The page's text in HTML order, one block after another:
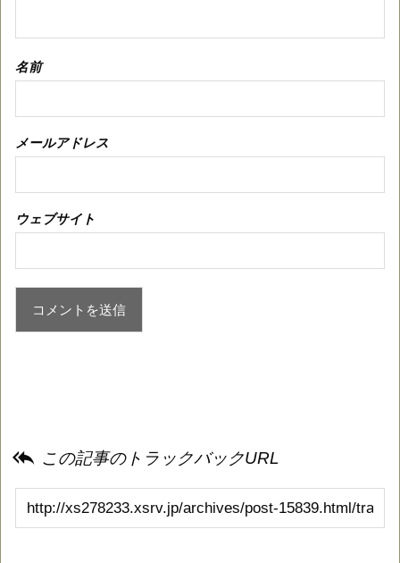
名前
メールアドレス
ウェブサイト
 この記事のトラックバックURL